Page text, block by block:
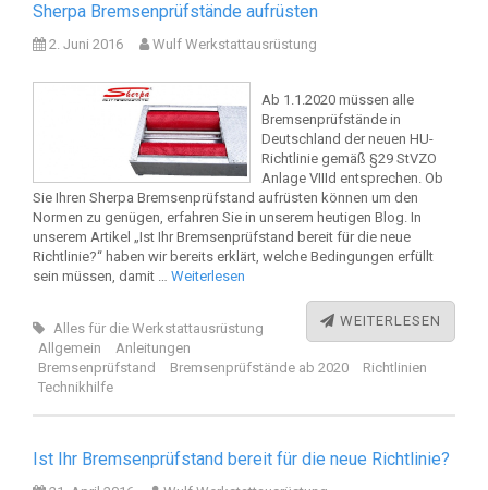
Sherpa Bremsenprüfstände aufrüsten
2. Juni 2016 Wulf Werkstattausrüstung
Ab 1.1.2020 müssen alle
Bremsenprüfstände in
Deutschland der neuen HU-
Richtlinie gemäß §29 StVZO
Anlage VIIId entsprechen. Ob
Sie Ihren Sherpa Bremsenprüfstand aufrüsten können um den
Normen zu genügen, erfahren Sie in unserem heutigen Blog. In
unserem Artikel „Ist Ihr Bremsenprüfstand bereit für die neue
Richtlinie?“ haben wir bereits erklärt, welche Bedingungen erfüllt
sein müssen, damit … Weiterlesen
WEITERLESEN
Alles für die Werkstattausrüstung
Allgemein
Anleitungen
Bremsenprüfstand
Bremsenprüfstände ab 2020
Richtlinien
Technikhilfe
Ist Ihr Bremsenprüfstand bereit für die neue Richtlinie?